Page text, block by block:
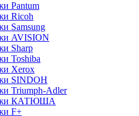
Pantum
Ricoh
Samsung
AVISION
Sharp
Toshiba
Xerox
SINDOH
Triumph-Adler
КАТЮША
F+